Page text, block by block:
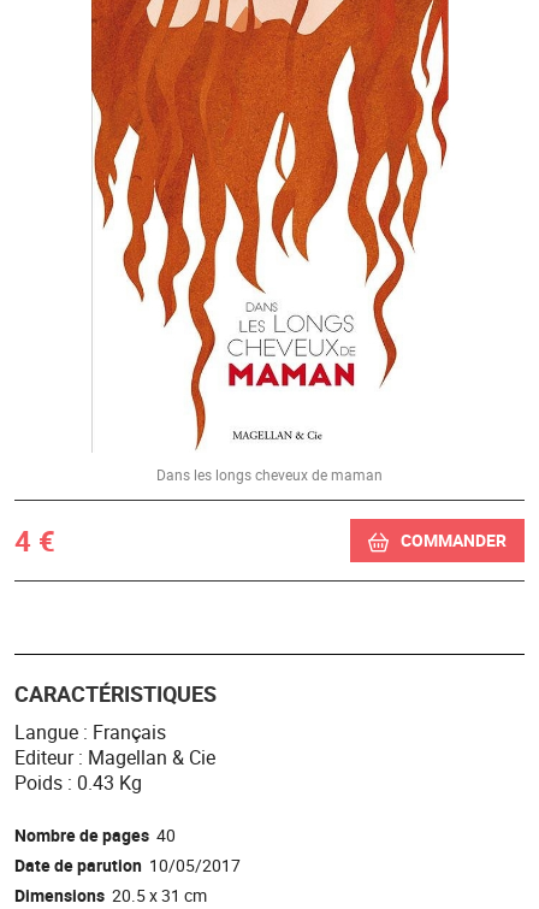
Dans les longs cheveux de maman
4 € COMMANDER
CARACTÉRISTIQUES
Langue : Français
Editeur : Magellan & Cie
Poids : 0.43 Kg
Nombre de pages 40
Date de parution 10/05/2017
Dimensions 20.5 x 31 cm